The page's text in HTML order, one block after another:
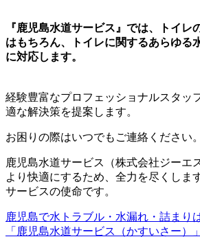
『鹿児島水道サービス』では、トイレ
はもちろん、トイレに関するあらゆる
に対応します。
経験豊富なプロフェッショナルスタッ
適な解決策を提案します。
お困りの際はいつでもご連絡ください。
鹿児島水道サービス（株式会社ジーエ
より快適にするため、全力を尽くしま
サービスの使命です。
鹿児島で水トラブル・水漏れ・詰まり
「鹿児島水道サービス（かすいさー）」